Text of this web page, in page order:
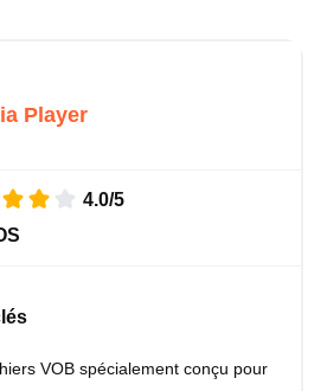
Player
4.0/5
VOB spécialement conçu pour